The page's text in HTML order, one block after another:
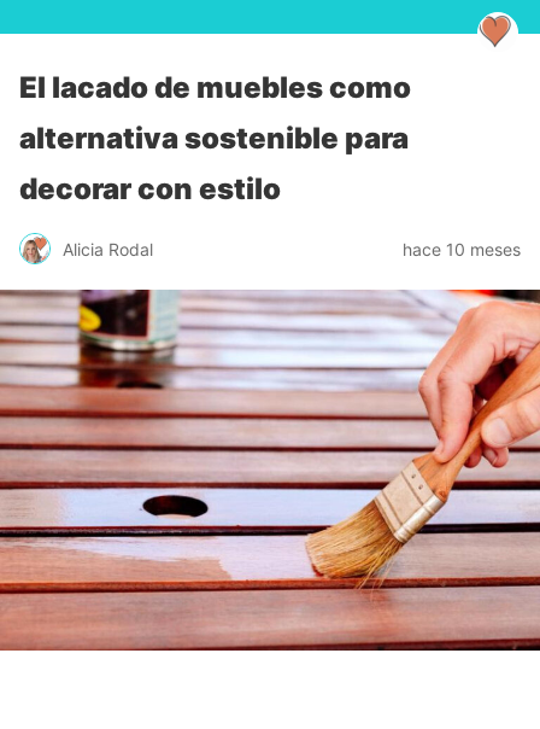
El lacado de muebles como
alternativa sostenible para
decorar con estilo
Alicia Rodal hace 10 meses